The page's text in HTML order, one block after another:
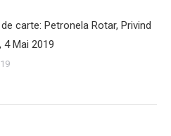
carte: Petronela Rotar, Privind
4 Mai 2019